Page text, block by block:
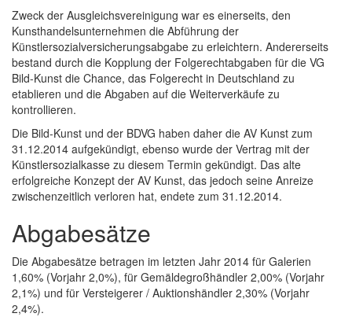
Zweck der Ausgleichsvereinigung war es einerseits, den
Kunsthandelsunternehmen die Abführung der
Künstlersozialversicherungsabgabe zu erleichtern. Andererseits
bestand durch die Kopplung der Folgerechtabgaben für die VG
Bild-Kunst die Chance, das Folgerecht in Deutschland zu
etablieren und die Abgaben auf die Weiterverkäufe zu
kontrollieren.
Die Bild-Kunst und der BDVG haben daher die AV Kunst zum
31.12.2014 aufgekündigt, ebenso wurde der Vertrag mit der
Künstlersozialkasse zu diesem Termin gekündigt. Das alte
erfolgreiche Konzept der AV Kunst, das jedoch seine Anreize
zwischenzeitlich verloren hat, endete zum 31.12.2014.
Abgabesätze
Die Abgabesätze betragen im letzten Jahr 2014 für Galerien
1,60% (Vorjahr 2,0%), für Gemäldegroßhändler 2,00% (Vorjahr
2,1%) und für Versteigerer / Auktionshändler 2,30% (Vorjahr
2,4%).